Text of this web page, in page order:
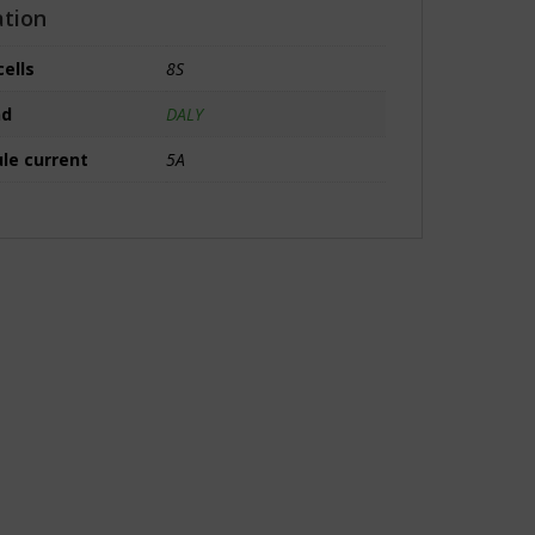
8S
DALY
current
5A